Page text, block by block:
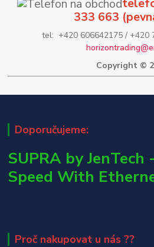
333 663
tel: +420 606642175 / +420
Copyright ©
Doporučujeme:
SUPRA by JenTech
Speed With
Proč nakupovat u nás ??